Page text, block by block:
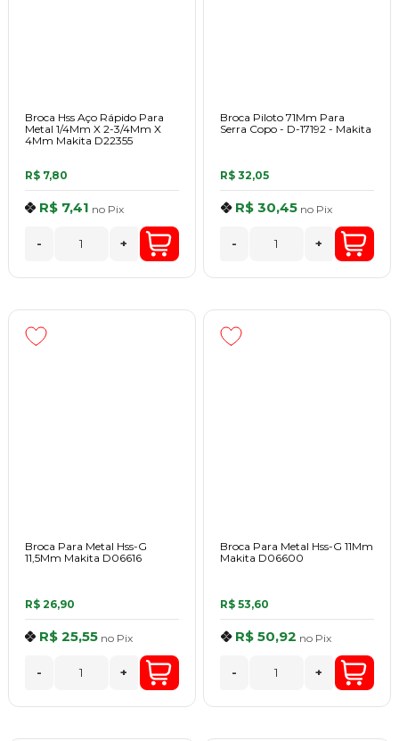
Broca Hss Aço Rápido Para
Metal 1/4Mm X 2-3/4Mm X
4Mm Makita D22355
R$ 7,80
R$ 7,41 no Pix
- +
Broca Piloto 71Mm Para
Serra Copo - D-17192 - Makita
R$ 32,05
R$ 30,45 no Pix
- +
Broca Para Metal Hss-G
11,5Mm Makita D06616
R$ 26,90
R$ 25,55 no Pix
- +
Broca Para Metal Hss-G 11Mm
Makita D06600
R$ 53,60
R$ 50,92 no Pix
- +